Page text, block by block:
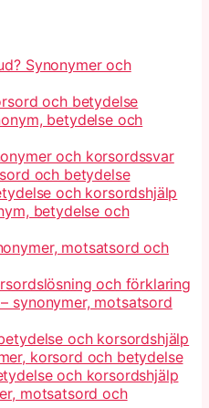
Synonymer och
och betydelse
betydelse och
och korsordssvar
och betydelse
och korsordshjälp
betydelse och
motsatsord och
och förklaring
synonymer, motsatsord
och korsordshjälp
korsord och betydelse
och korsordshjälp
motsatsord och